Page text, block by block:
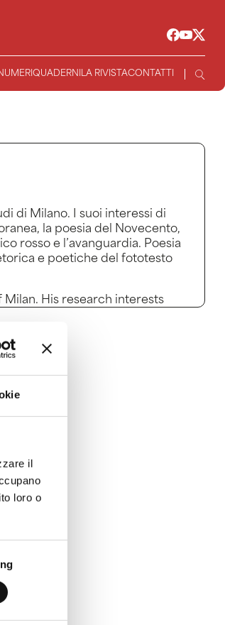
il
loro o
QUADERNI LA RIVISTACONTATTI
di Milano. I suoi interessi di
la poesia del Novecento,
rosso e l’avanguardia. Poesia
e poetiche del fototesto
His research interests
and Storie a vista. Retorica e
(Carocci, 2022).